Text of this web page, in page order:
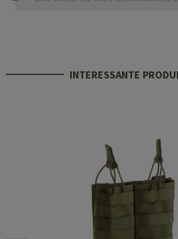
INTERESSANTE